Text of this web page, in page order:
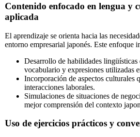
Contenido enfocado en lengua y
aplicada
El aprendizaje se orienta hacia las
entorno empresarial japonés. Este enfoque
Desarrollo de habilidades lingüísticas
vocabulario y expresiones utilizadas
Incorporación de aspectos culturales
interacciones laborales.
Simulaciones de situaciones de
mejor comprensión del contexto
Uso de ejercicios prácticos y